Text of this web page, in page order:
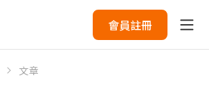
會員註冊
文章